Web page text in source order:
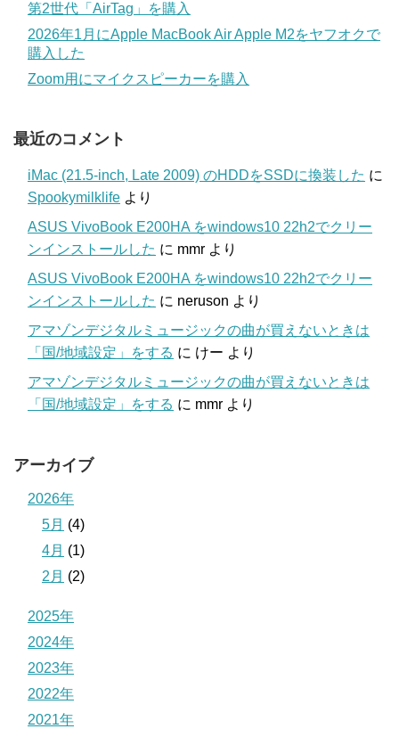
第2世代「AirTag」を購入
2026年1月にApple MacBook Air Apple M2をヤフオクで
購入した
Zoom用にマイクスピーカーを購入
最近のコメント
iMac (21.5-inch, Late 2009) のHDDをSSDに換装した に
Spookymilklife より
ASUS VivoBook E200HA をwindows10 22h2でクリー
ンインストールした に mmr より
ASUS VivoBook E200HA をwindows10 22h2でクリー
ンインストールした に neruson より
アマゾンデジタルミュージックの曲が買えないときは
「国/地域設定」をする に けー より
アマゾンデジタルミュージックの曲が買えないときは
「国/地域設定」をする に mmr より
アーカイブ
2026年
5月 (4)
4月 (1)
2月 (2)
2025年
2024年
2023年
2022年
2021年